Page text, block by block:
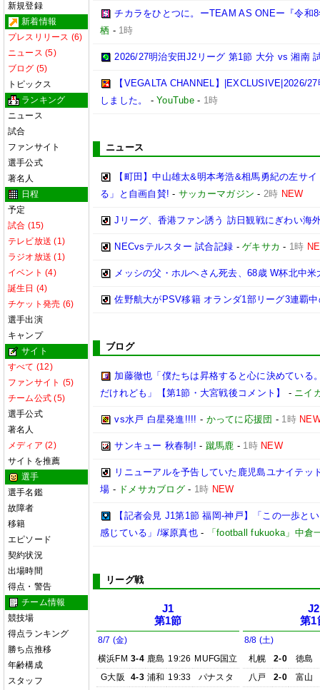
新規登録
新着情報
プレスリリース (6)
ニュース (5)
ブログ (5)
トピックス
ランキング
ニュース
試合
ファンサイト
選手公式
著名人
日程
予定
試合 (15)
テレビ放送 (1)
ラジオ放送 (1)
イベント (4)
誕生日 (4)
チケット発売 (6)
選手出演
キャンプ
サイト
すべて (12)
ファンサイト (5)
チーム公式 (5)
選手公式
著名人
メディア (2)
サイトを推薦
選手
選手名鑑
故障者
移籍
エピソード
契約状況
出場時間
得点・警告
チーム情報
競技場
得点ランキング
勝ち点推移
年齢構成
スタッフ
チカラをひとつに。ーTEAM AS ONEー『令和
栖 - 1時
2026/27明治安田J2リーグ 第1節 大分 vs 湘南
【VEGALTA CHANNEL】|EXCLUSIVE|2026/
しました。
-YouTube - 1時
ニュース
【町田】中山雄太&明本考浩&相馬勇紀の左サ
る」と自画自賛! - サッカーマガジン - 2時 NEW
Jリーグ、香港ファン誘う 訪日観戦にぎわい海
NECvsテルスター 試合記録 -ゲキサカ - 1時
メッシの父・ホルヘさん死去、68歳 W杯北中
佐野航大がPSV移籍 オランダ1部リーグ3連覇
ブログ
加藤徹也「僕たちは昇格すると心に決めてい
だけれども」【第1節・大宮戦後コメント】
- ニイ
vs水戸 白星発進!!!! - かってに応援団 - 1時
サンキュー 秋春制! - 蹴馬鹿 - 1時 NEW
リニューアルを予告していた鹿児島ユナイテッ
場 - ドメサカブログ- 1時 NEW
【記者会見 J1第1節 福岡-神戸】「この一歩と
感じている」/塚原真也- 「football fukuoka」中倉
リーグ戦
J1
第1節
8/7 (金)
横浜FM 3-4 鹿島 19:26 MUFG国立
G大阪
4-3 浦和 19:33
パナスタ
J2
第1
8/8 (土)
札幌
2-0
徳島
八戸
2-0
富山